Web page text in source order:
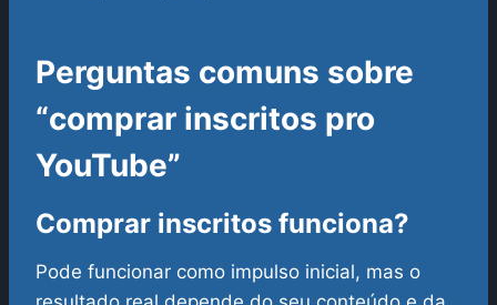
Perguntas comuns sobre
“comprar inscritos pro
YouTube”
Comprar inscritos funciona?
Pode funcionar como impulso inicial, mas o